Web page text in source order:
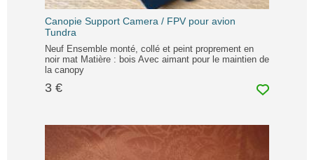
Canopie Support Camera / FPV pour avion
Tundra
Neuf Ensemble monté, collé et peint proprement en
noir mat Matière : bois Avec aimant pour le maintien de
la canopy
3 €